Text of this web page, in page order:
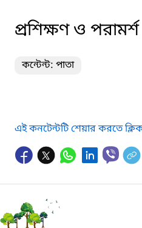
প্রশিক্ষণ ও পরামর্শ
কন্টেন্ট: পাতা
এই কনটেন্টটি শেয়ার করতে